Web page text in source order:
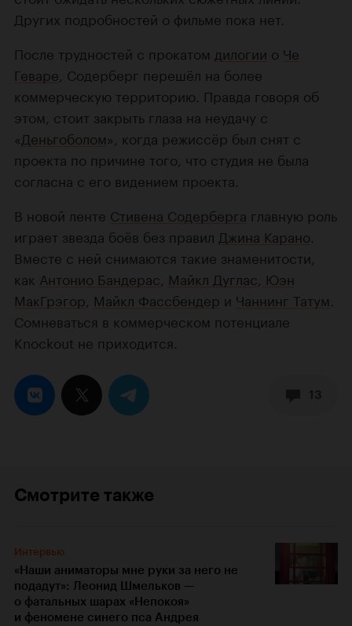
Других подробностей о фильме пока нет.
После трудностей с прокатом дилогии о Че
Геваре , Содерберг перешёл на более
коммерческую территорию. Правда говоря об
этом, стоит закрыть глаза на неудачу с
«Деньгоболом», когда режиссёр был снят с
проекта по причине того, что студия не была
согласна с его видением проекта.
В новой ленте Стивена Содерберга главную роль
играет звезда боёв без правил Джина Карано
Вместе с ней снимаются такие знаменитости,
как Антонио Бандерас Майкл Дуглас Юэн
МакГрэгор Майкл Фассбендер и Чаннинг Татум
Сомневаться в коммерческом потенциале
Knockout не приходится.
Смотрите также
Интервью
«Наши аниматоры мне руки за него не
подадут»: Леонид Шмельков —
о фатальных шарах «Непокоя»
и феномене синего пса Андрея